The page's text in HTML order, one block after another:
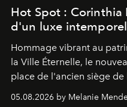
Hot Spot : Corinthia
d'un luxe
Hommage vibrant au
la Ville Éternelle, le
place de l'ancien siège
de vivre Romain dans
05.08.2026 by Melanie